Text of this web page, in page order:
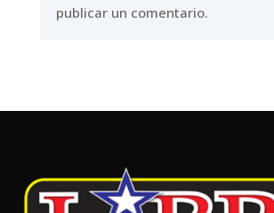
publicar un comentario.